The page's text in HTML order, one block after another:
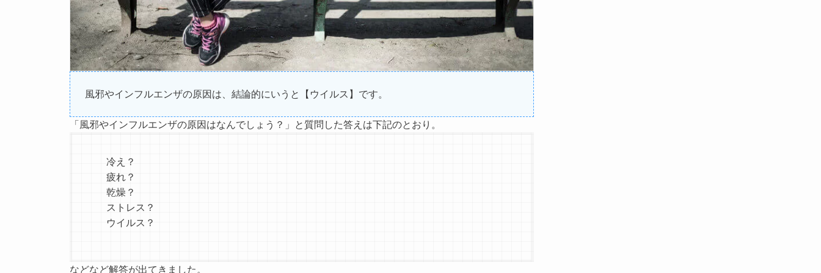
風邪やインフルエンザの原因は、結論的にいうと【ウイルス】です。
「風邪やインフルエンザの原因はなんでしょう？」と質問した答えは下記のとおり。
冷え？
疲れ？
乾燥？
ストレス？
ウイルス？
などなど解答が出てきました。